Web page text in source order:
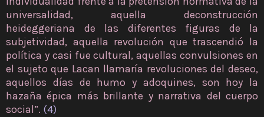
universalidad, aquella deconstrucción
heideggeriana de las diferentes figuras de la
subjetividad, aquella revolución que trascendió la
política y casi fue cultural, aquellas convulsiones en
el sujeto que Lacan llamaría revoluciones del deseo,
aquellos días de humo y adoquines, son hoy la
hazaña épica más brillante y narrativa del cuerpo
social”. (4)